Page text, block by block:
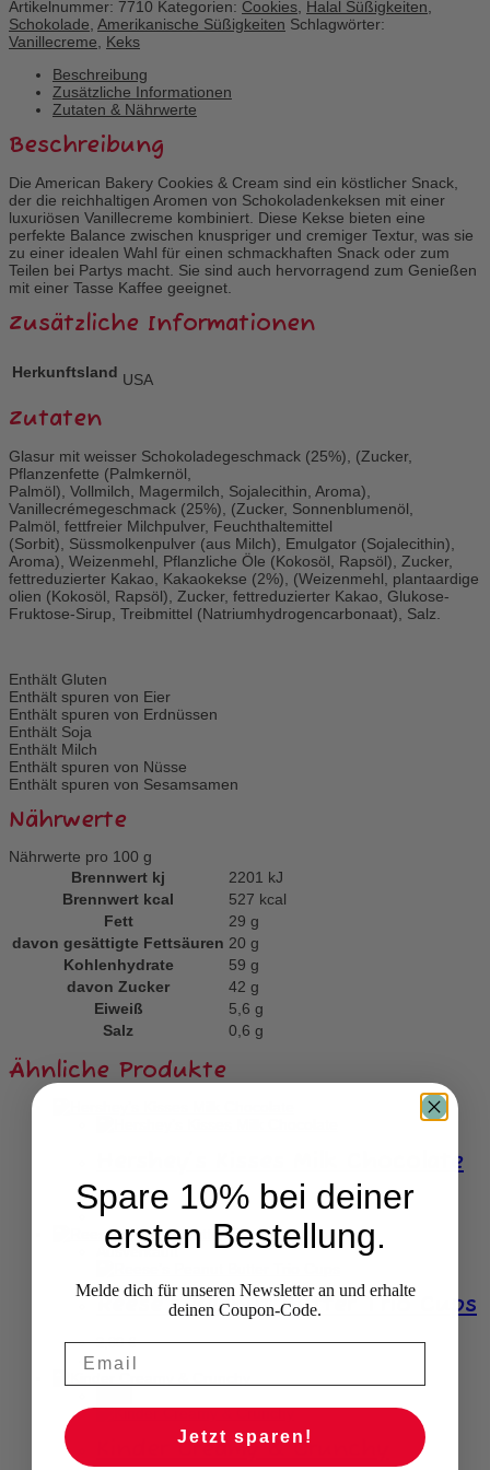
Artikelnummer: 7710 Kategorien: Cookies Halal Süßigkeiten
Schokolade Amerikanische Süßigkeiten Schlagwörter:
Vanillecreme
Keks
Beschreibung
Zusätzliche Informationen
Zutaten & Nährwerte
Beschreibung
Die American Bakery Cookies & Cream sind ein köstlicher Snack,
der die reichhaltigen Aromen von Schokoladenkeksen mit einer
luxuriösen Vanillecreme kombiniert. Diese Kekse bieten eine
perfekte Balance zwischen knuspriger und cremiger Textur, was sie
zu einer idealen Wahl für einen schmackhaften Snack oder zum
Teilen bei Partys macht. Sie sind auch hervorragend zum Genießen
mit einer Tasse Kaffee geeignet.
Zusätzliche Informationen
Herkunftsland USA
Zutaten
Glasur mit weisser Schokoladegeschmack (25%), (Zucker,
Pflanzenfette (Palmkernöl,
Palmöl), Vollmilch, Magermilch, Sojalecithin, Aroma),
Vanillecrémegeschmack (25%), (Zucker, Sonnenblumenöl,
Palmöl, fettfreier Milchpulver, Feuchthaltemittel
(Sorbit), Süssmolkenpulver (aus Milch), Emulgator (Sojalecithin),
Aroma), Weizenmehl, Pflanzliche Öle (Kokosöl, Rapsöl), Zucker,
fettreduzierter Kakao, Kakaokekse (2%), (Weizenmehl, plantaardige
olien (Kokosöl, Rapsöl), Zucker, fettreduzierter Kakao, Glukose-
Fruktose-Sirup, Treibmittel (Natriumhydrogencarbonaat), Salz.
Enthält Gluten
Enthält spuren von Eier
Enthält spuren von Erdnüssen
Enthält Soja
Enthält Milch
Enthält spuren von Nüsse
Enthält spuren von Sesamsamen
Nährwerte
Nährwerte pro 100 g
Brennwert kj
2201 kJ
Brennwert kcal
527 kcal
Fett
29 g
davon gesättigte Fettsäuren 20 g
Kohlenhydrate
59 g
davon Zucker 42 g
Eiweiß
5,6 g
Salz
0,6 g
Ähnliche Produkte
Hershey’s Kisses Milk Chocolate
5,95€
Ausverkauft
Reese’s Peanut Butter Trio Cups
2,80€
Kinder Creamy & Crunchy
Spare 10% bei deiner
ersten Bestellung.
Melde dich für unseren Newsletter an und erhalte
deinen Coupon-Code.
Jetzt sparen!